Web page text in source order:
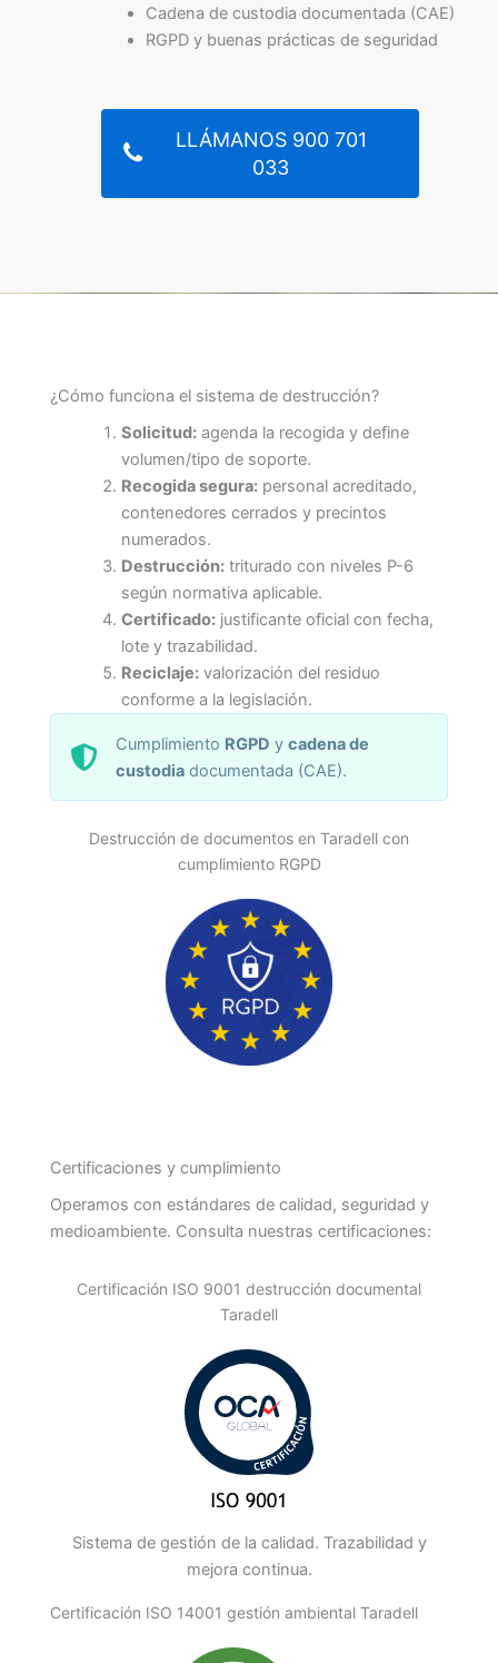
Cadena de custodia documentada (CAE)
RGPD y buenas prácticas de seguridad
LLÁMANOS 900 701
033
¿Cómo funciona el sistema de destrucción?
Solicitud:agenda la recogida y define
volumen/tipo de soporte.
Recogida segura:personal acreditado,
contenedores cerrados y precintos
numerados.
Destrucción:triturado con niveles P-6
según normativa aplicable.
Certificado:justificante oficial con fecha,
lote y trazabilidad.
Reciclaje:valorización del residuo
conforme a la legislación.
Cumplimiento RGPD ycadena de
custodia documentada (CAE).
Destrucción de documentos en Taradell con
cumplimiento RGPD
Certificaciones y cumplimiento
Operamos con estándares de calidad, seguridad y
medioambiente. Consulta nuestras certificaciones:
Certificación ISO 9001 destrucción documental
Taradell
Sistema de gestión de la calidad. Trazabilidad y
mejora continua.
Certificación ISO 14001 gestión ambiental Taradell